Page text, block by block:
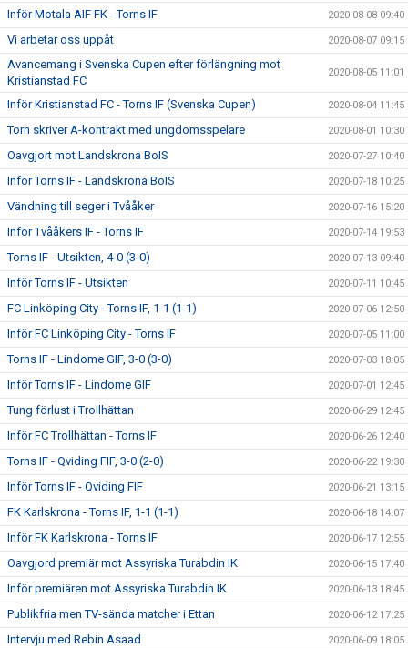
Inför Motala AIF FK - Torns IF 2020-08-08 09:40
Vi arbetar oss uppåt 2020-08-07 09:15
Avancemang i Svenska Cupen efter förlängning mot
Kristianstad FC
2020-08-05 11:01
Inför Kristianstad FC - Torns IF (Svenska Cupen) 2020-08-04 11:45
Torn skriver A-kontrakt med ungdomsspelare 2020-08-01 10:30
Oavgjort mot Landskrona BoIS 2020-07-27 10:40
Inför Torns IF - Landskrona BoIS 2020-07-18 10:25
Vändning till seger i Tvååker 2020-07-16 15:20
Inför Tvååkers IF - Torns IF 2020-07-14 19:53
Torns IF - Utsikten, 4-0 (3-0) 2020-07-13 09:40
Inför Torns IF - Utsikten 2020-07-11 10:45
FC Linköping City - Torns IF, 1-1 (1-1) 2020-07-06 12:50
Inför FC Linköping City - Torns IF 2020-07-05 11:00
Torns IF - Lindome GIF, 3-0 (3-0) 2020-07-03 18:05
Inför Torns IF - Lindome GIF 2020-07-01 12:45
Tung förlust i Trollhättan 2020-06-29 12:45
Inför FC Trollhättan - Torns IF 2020-06-26 12:40
Torns IF - Qviding FIF, 3-0 (2-0) 2020-06-22 19:30
Inför Torns IF - Qviding FIF 2020-06-21 13:15
FK Karlskrona - Torns IF, 1-1 (1-1) 2020-06-18 14:07
Inför FK Karlskrona - Torns IF 2020-06-17 12:55
Oavgjord premiär mot Assyriska Turabdin IK 2020-06-15 17:40
Inför premiären mot Assyriska Turabdin IK 2020-06-13 18:45
Publikfria men TV-sända matcher i Ettan 2020-06-12 17:25
Intervju med Rebin Asaad 2020-06-09 18:05